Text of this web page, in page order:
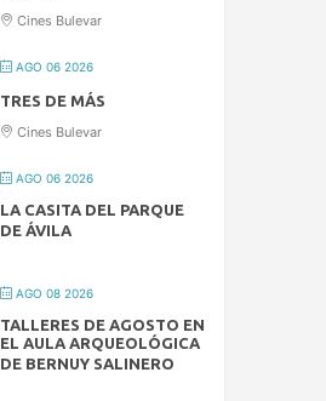
Cines Bulevar
AGO 06 2026
TRES DE MÁS
Cines Bulevar
AGO 06 2026
LA CASITA DEL PARQUE
DE ÁVILA
AGO 08 2026
TALLERES DE AGOSTO EN
EL AULA ARQUEOLÓGICA
DE BERNUY SALINERO